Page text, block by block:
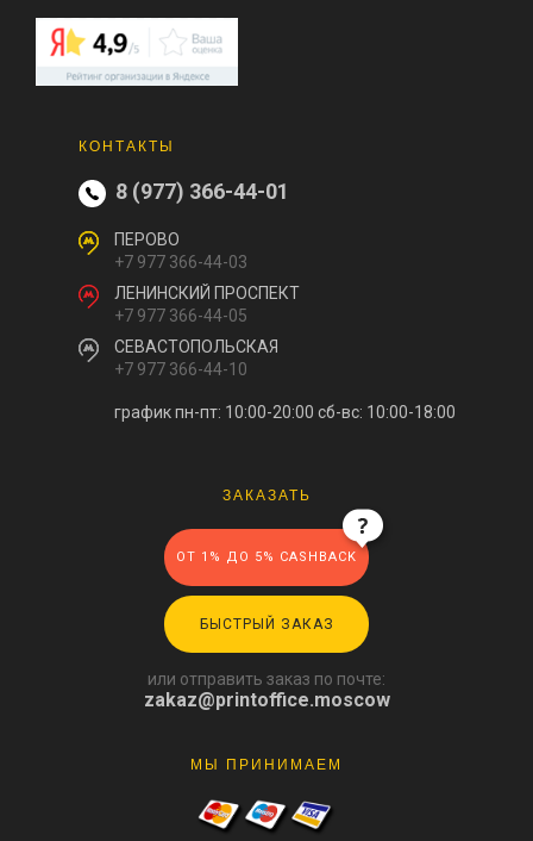
КОНТАКТЫ
8 (977) 366-44-01
ПЕРОВО
+7 977 366-44-03
ЛЕНИНСКИЙ ПРОСПЕКТ
+7 977 366-44-05
СЕВАСТОПОЛЬСКАЯ
+7 977 366-44-10
график пн-пт: 10:00-20:00 сб-вс: 10:00-18:00
ЗАКАЗАТЬ
ОТ 1% ДО 5% CASHBACK
БЫСТРЫЙ ЗАКАЗ
или отправить заказ по почте:
zakaz@printoffice.moscow
МЫ ПРИНИМАЕМ